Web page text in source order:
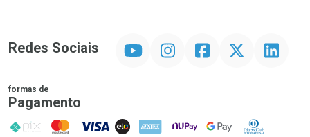
Redes Sociais InstagramFacebookTwitter Linkedin
formas de
Pagamento
PIX MasterCard
VISA ELO AMEX NuPay Google PayDiners Club